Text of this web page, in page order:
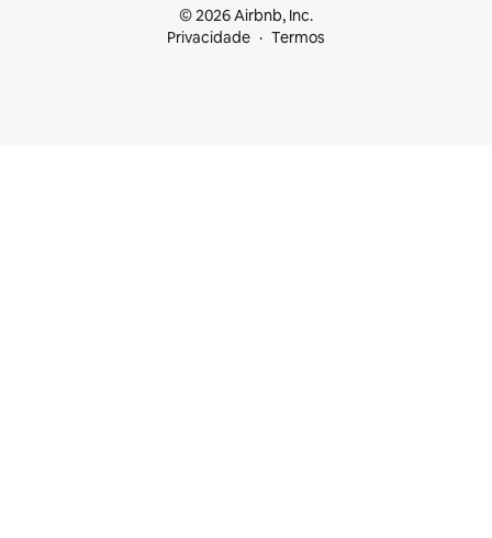
© 2026 Airbnb, Inc.
Privacidade
Termos